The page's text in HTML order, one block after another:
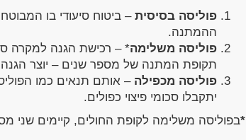
פוליסה בסיסית – ביטוח סיעודי בו
ההמתנה.
פוליסה משלימה* – רכישת הגנה למקרה
תקופת המתנה של מספר שנים – יוצר הגנה
פוליסה מכפילה – אותם תנאים כמו
יתקבלו סכומי פיצוי כפולים.
*בפוליסה משלימה לקופת החולים, קיימים שני